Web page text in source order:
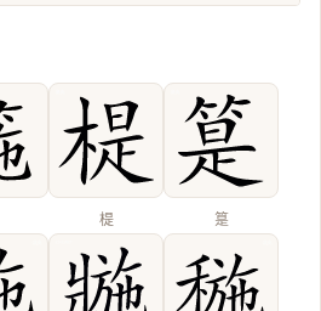
㮛 䈕